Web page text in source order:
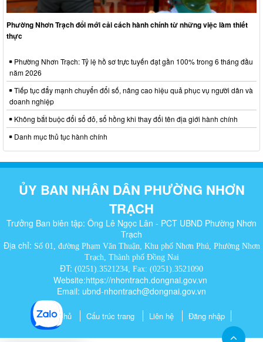
Phường Nhơn Trạch đổi mới cải cách hành chính từ những việc làm thiết
thực
Phường Nhơn Trạch: Tỷ lệ hồ sơ trực tuyến đạt gần 100% trong 6 tháng đầu
năm 2026
Tiếp tục đẩy mạnh chuyển đổi số, nâng cao hiệu quả phục vụ người dân và
doanh nghiệp
Không bắt buộc đổi sổ đỏ, sổ hồng khi thay đổi tên địa giới hành chính
Danh mục thủ tục hành chính
ỦY BAN NHÂN DÂN PHƯỜNG NHƠN
TRẠCH
Trưởng Ban biên tập: Ông Lê Ngọc Lân - PCT UBND Phường Nhơn
Trạch
Địa chỉ: Số 01, đường Phạm Văn Thuận, Khu phố Nhơn Phú, Phường Nhơn
Trạch, Thành phố Đồng Nai
ĐT: (0251).3521234, Fax: (0251).3521090
Website:https://nhontrach.dongnai.gov.vn
Email: ubnd-nhontrach@dongnai.gov.vn​
Trang chủ Cấu trúc trang Liên hệ Đăng nhập